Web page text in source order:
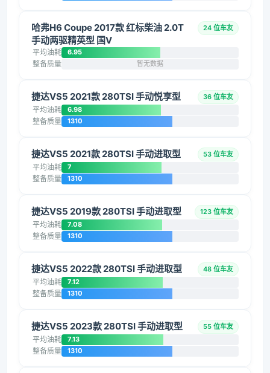
哈弗H6 Coupe 2017款 红标柴油 2.0T
手动两驱精英型 国V
24 位车友
平均油耗 6.95
整备质量 暂无数据
捷达VS5 2021款 280TSI 手动悦享型 36 位车友
平均油耗 6.98
整备质量 1310
捷达VS5 2021款 280TSI 手动进取型 53 位车友
平均油耗 7
整备质量 1310
捷达VS5 2019款 280TSI 手动进取型 123 位车友
平均油耗 7.08
整备质量 1310
捷达VS5 2022款 280TSI 手动进取型 48 位车友
平均油耗 7.12
整备质量 1310
捷达VS5 2023款 280TSI 手动进取型 55 位车友
平均油耗 7.13
整备质量 1310